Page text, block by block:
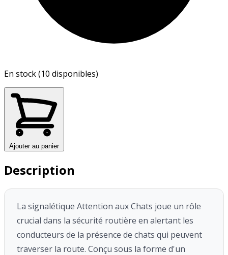
En stock (10 disponibles)
Ajouter au panier
Description
La signalétique Attention aux Chats joue un rôle
crucial dans la sécurité routière en alertant les
conducteurs de la présence de chats qui peuvent
traverser la route. Conçu sous la forme d'un